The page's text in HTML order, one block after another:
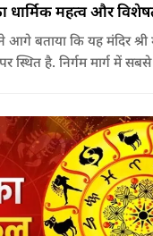
धार्मिक महत्व और
बताया कि यह मंदिर श्री
पर स्थित है. निर्गम मार्ग में